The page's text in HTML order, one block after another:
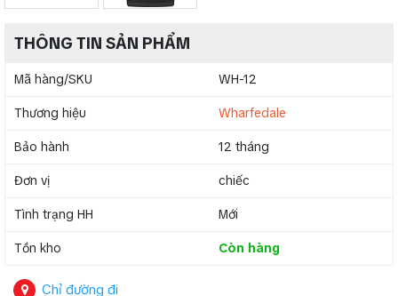
THÔNG TIN SẢN PHẨM
Mã hàng/SKU WH-12
Thương hiệu Wharfedale
Bảo hành 12 tháng
Đơn vị chiếc
Tình trạng HH Mới
Tồn kho Còn hàng
Chỉ đường đi